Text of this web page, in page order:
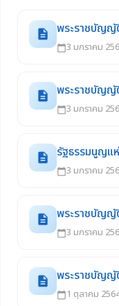
description พระราชบัญญั
calendar_today3 มกราคม
description พระราชบัญญั
calendar_today3 มกราคม
description รัฐธรรมนูญแ
calendar_today3 มกราคม
description พระราชบัญญั
calendar_today3 มกราคม
description พระราชบัญญั
calendar_today 1 ตุลาคม